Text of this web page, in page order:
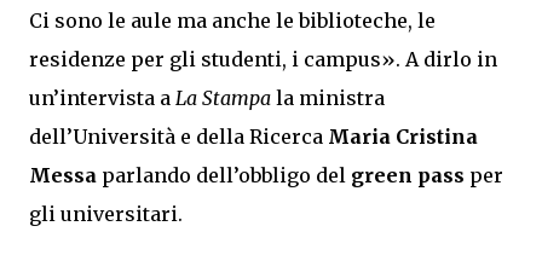
Ci sono le aule ma anche le biblioteche, le
residenze per gli studenti, i campus». A dirlo in
un’intervista a La Stampa la ministra
dell’Università e della Ricerca Maria Cristina
Messa parlando dell’obbligo del green pass per
gli universitari.